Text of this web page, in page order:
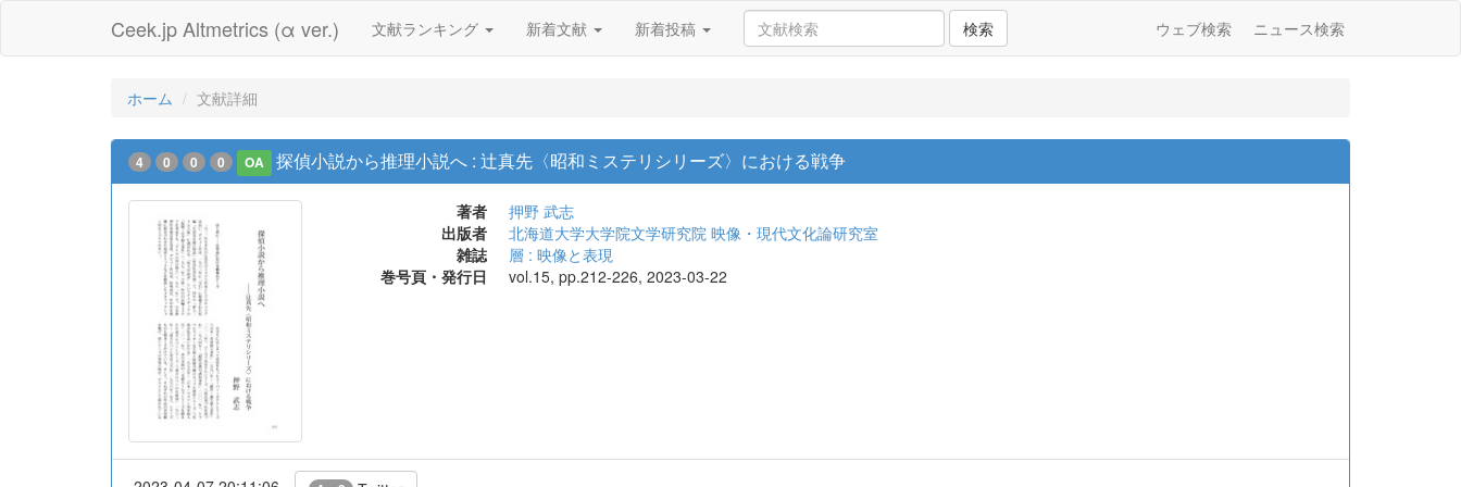
Ceek.jp Altmetrics (α ver.) 文献ランキング 新着文献 新着投稿 検索 ウェブ検索 ニュース検索
ホーム 文献詳細
4 0 0 0 OA 探偵小説から推理小説へ : 辻真先〈昭和ミステリシリーズ〉における戦争
著者
押野 武志
出版者
北海道大学大学院文学研究院 映像・現代文化論研究室
雑誌
層 : 映像と表現
巻号頁・発行日
vol.15, pp.212-226, 2023-03-22